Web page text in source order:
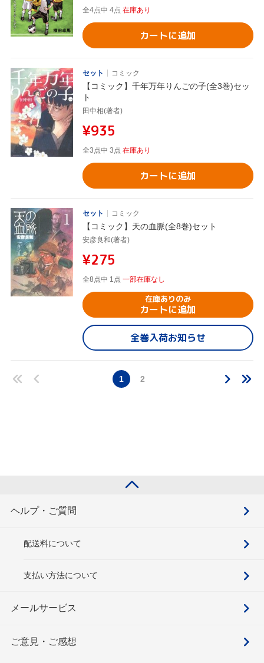
全4点中 4点 在庫あり
カートに追加
セット コミック
【コミック】千年万年りんごの子(全3巻)セッ
ト
田中相(著者)
¥935
全3点中 3点 在庫あり
カートに追加
セット コミック
【コミック】天の血脈(全8巻)セット
安彦良和(著者)
¥275
全8点中 1点 一部在庫なし
在庫ありのみ
カートに追加
全巻入荷お知らせ
1 2
ヘルプ・ご質問
配送料について
支払い方法について
メールサービス
ご意見・ご感想